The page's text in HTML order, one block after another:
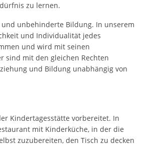
zu lernen.
unbehinderte Bildung. In unserem
und Individualität jedes
und wird mit seinen
sind mit den gleichen Rechten
und Bildung unabhängig von
Kindertagesstätte vorbereitet. In
mit Kinderküche, in der die
zuzubereiten, den Tisch zu decken